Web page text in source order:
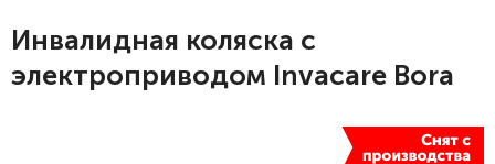
Инвалидная коляска с
электроприводом Invacare Bora